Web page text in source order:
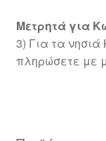
Μετρητά για
3) Για τα
πληρώσετε με